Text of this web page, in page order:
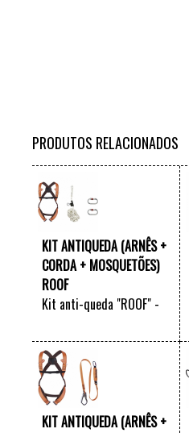
PRODUTOS RELACIONADOS
KIT ANTIQUEDA (ARNÊS +
CORDA + MOSQUETÕES)
ROOF
Kit anti-queda "ROOF" -
ou 20 metros
KIT ANTIQUEDA (ARNÊS +